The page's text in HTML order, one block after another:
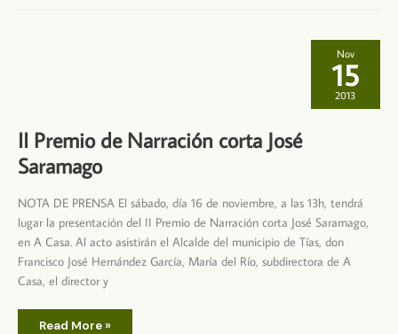
Narración
II Premio de Narración corta José
Saramago
NOTA DE PRENSA El sábado, día 16 de noviembre, a las 13h, tendrá
lugar la presentación del II Premio de Narración corta José Saramago,
en A Casa. Al acto asistirán el Alcalde del municipio de Tías, don
Francisco José Hernández García, María del Río, subdirectora de A
Casa, el director y
II
Read More »
Nov
15
2013